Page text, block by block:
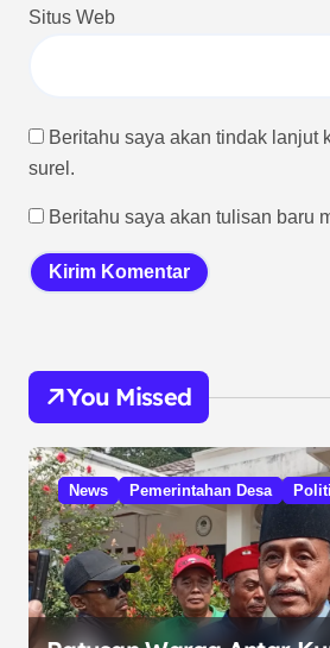
Situs Web
Beritahu saya akan tindak lanjut
surel.
Beritahu saya akan tulisan baru
You Missed
News Pemerintahan Desa